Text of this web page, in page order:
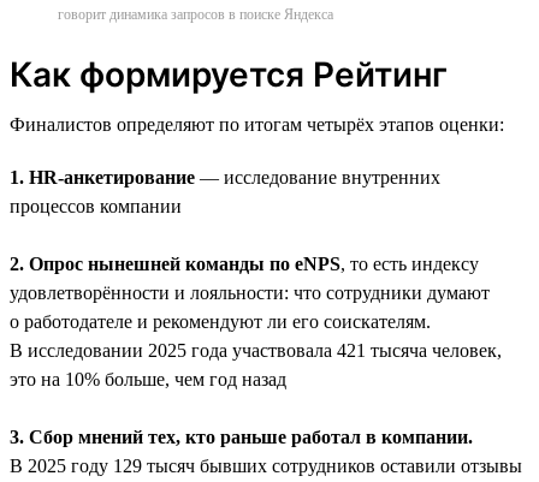
говорит динамика запросов в поиске Яндекса
Как формируется Рейтинг
Финалистов определяют по итогам четырёх этапов оценки:
1. HR-анкетирование — исследование внутренних
процессов компании
2. Опрос нынешней команды по eNPS, то есть индексу
удовлетворённости и лояльности: что сотрудники думают
о работодателе и рекомендуют ли его соискателям.
В исследовании 2025 года участвовала 421 тысяча человек,
это на 10% больше, чем год назад
3. Сбор мнений тех, кто раньше работал в компании.
В 2025 году 129 тысяч бывших сотрудников оставили отзывы